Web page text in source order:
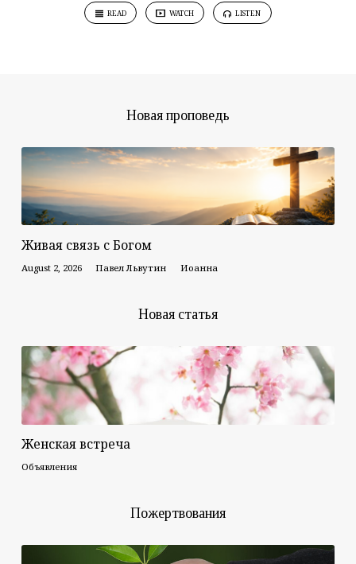
READ WATCH LISTEN
Новая проповедь
Живая связь с Богом
August 2, 2026 Павел Львутин Иоанна
Новая статья
Женская встреча
Объявления
Пожертвования